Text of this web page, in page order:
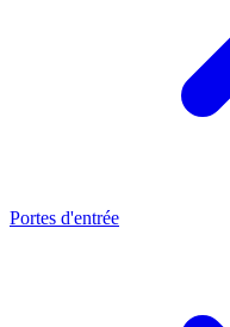
Portes d'entrée